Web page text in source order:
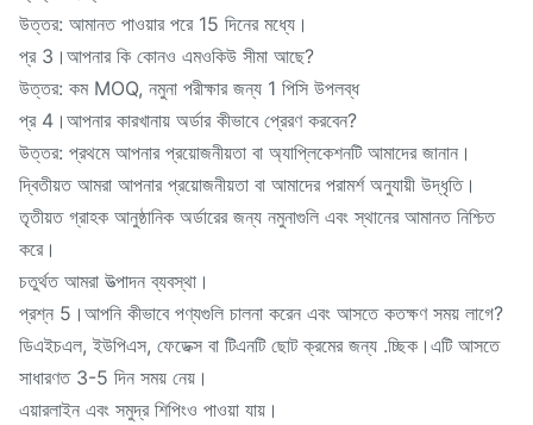
উত্তর: আমানত পাওয়ার পরে 15 দিনের মধ্যে।
প্র 3।আপনার কি কোনও এমওকিউ সীমা আছে?
উত্তর: কম MOQ, নমুনা পরীক্ষার জন্য 1 পিসি উপলব্ধ
প্র 4।আপনার কারখানায় অর্ডার কীভাবে প্রেরণ করবেন?
উত্তর: প্রথমে আপনার প্রয়োজনীয়তা বা অ্যাপ্লিকেশনটি আমাদের জানান।
দ্বিতীয়ত আমরা আপনার প্রয়োজনীয়তা বা আমাদের পরামর্শ অনুযায়ী উদ্ধৃতি।
তৃতীয়ত গ্রাহক আনুষ্ঠানিক অর্ডারের জন্য নমুনাগুলি এবং স্থানের আমানত নিশ্চিত
করে।
চতুর্থত আমরা উত্পাদন ব্যবস্থা।
প্রশ্ন 5।আপনি কীভাবে পণ্যগুলি চালনা করেন এবং আসতে কতক্ষণ সময় লাগে?
ডিএইচএল, ইউপিএস, ফেডেক্স বা টিএনটি ছোট ক্রমের জন্য .চ্ছিক।এটি আসতে
সাধারণত 3-5 দিন সময় নেয়।
এয়ারলাইন এবং সমুদ্র শিপিংও পাওয়া যায়।